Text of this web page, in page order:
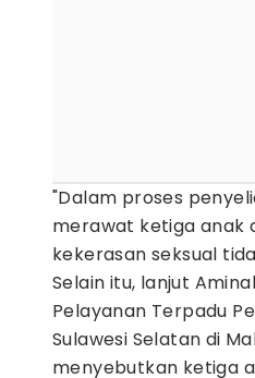
"Dalam proses
merawat ketiga anak
kekerasan seksual
Selain itu, lanjut
Pelayanan Terpadu
Sulawesi Selatan di
menyebutkan ketiga